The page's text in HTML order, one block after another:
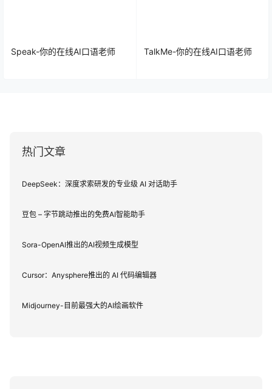
Speak-你的在线AI口语老师 TalkMe-你的在线AI口语老师
热门文章
DeepSeek：深度求索研发的专业级 AI 对话助手
豆包 – 字节跳动推出的免费AI智能助手
Sora-OpenAI推出的AI视频生成模型
Cursor：Anysphere推出的 AI 代码编辑器
Midjourney-目前最强大的AI绘画软件